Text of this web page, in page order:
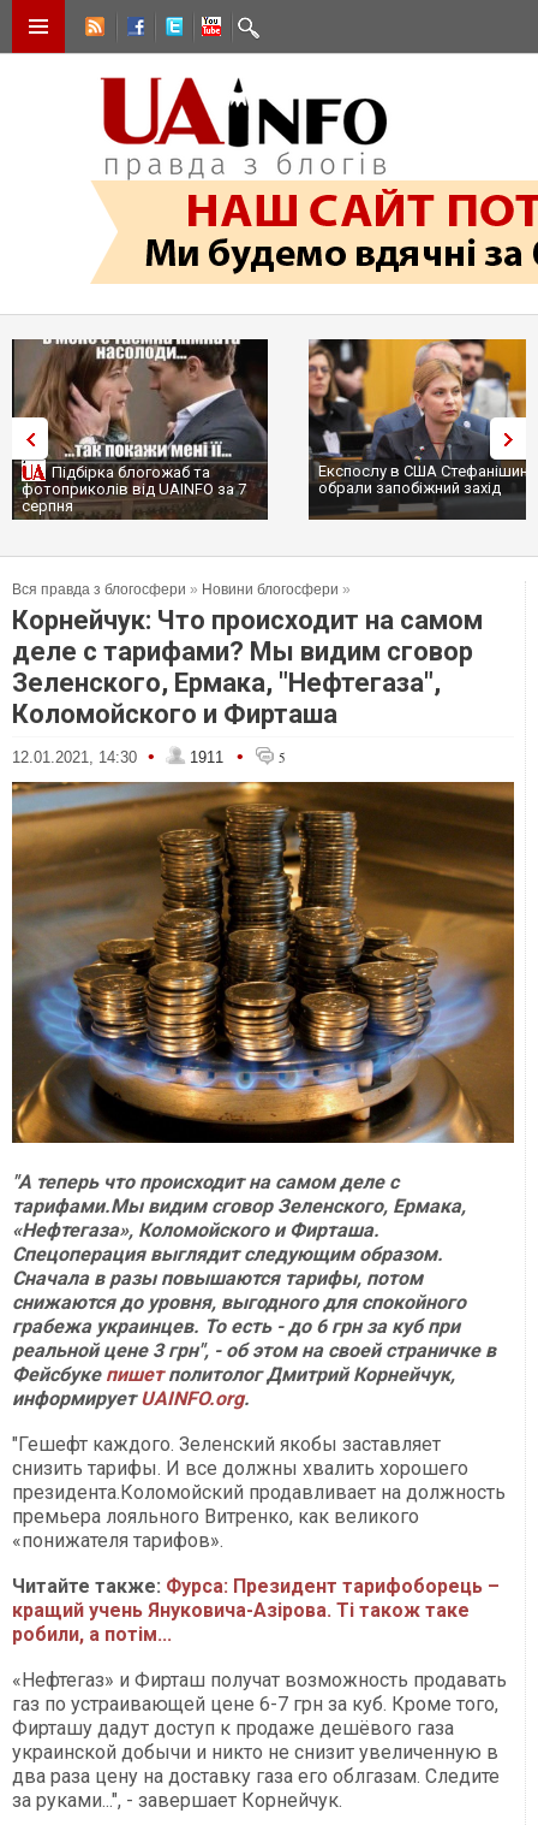
Підбірка блогожаб та
фотоприколів від UAINFO за 7
серпня
Експослу в США
обрали запобіжний захід
Вся правда з блогосфери » Новини блогосфери »
Корнейчук: Что происходит на самом
деле с тарифами? Мы видим сговор
Зеленского, Ермака, "Нефтегаза",
Коломойского и Фирташа
12.01.2021, 14:30 • 1911 • 5
"А теперь что происходит на самом деле с
тарифами.Мы видим сговор Зеленского, Ермака,
«Нефтегаза», Коломойского и Фирташа.
Спецоперация выглядит следующим образом.
Сначала в разы повышаются тарифы, потом
снижаются до уровня, выгодного для спокойного
грабежа украинцев. То есть - до 6 грн за куб при
реальной цене 3 грн", - об этом на своей страничке в
Фейсбуке пишетполитолог Дмитрий Корнейчук,
информируетUAINFO.org.
"Гешефт каждого. Зеленский якобы заставляет
снизить тарифы. И все должны хвалить хорошего
президента.Коломойский продавливает на должность
премьера лояльного Витренко, как великого
«понижателя тарифов».
Читайте также: Фурса: Президент тарифоборець –
кращий учень Януковича-Азірова. Ті також таке
робили, а потім...
«Нефтегаз» и Фирташ получат возможность продавать
газ по устраивающей цене 6-7 грн за куб. Кроме того,
Фирташу дадут доступ к продаже дешёвого газа
украинской добычи и никто не снизит увеличенную в
два раза цену на доставку газа его облгазам. Следите
за руками...", - завершает Корнейчук.